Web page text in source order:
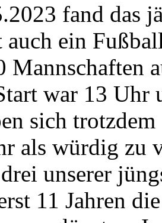
fand das
auch ein
Mannschaften
war 13 Uhr
sich
als würdig zu
unserer
11 Jahren